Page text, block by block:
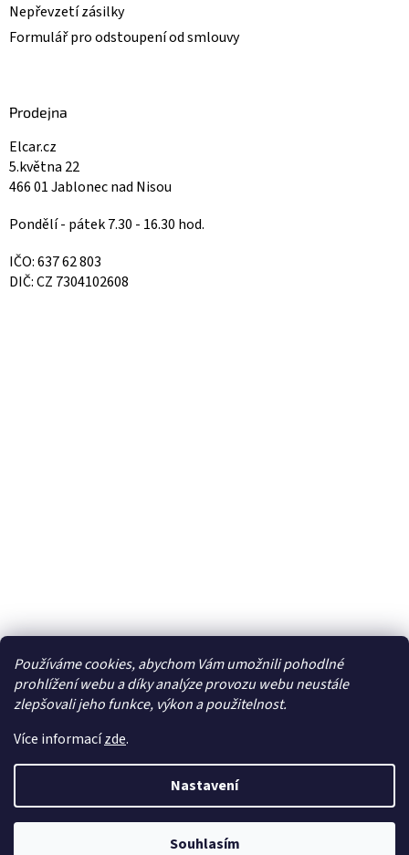
Používáme cookies, abychom Vám umožnili pohodlné
prohlížení webu a díky analýze provozu webu neustále
zlepšovali jeho funkce, výkon a použitelnost.
Více informacízde.
Nastavení
Souhlasím
Nepřevzetí zásilky
Formulář pro odstoupení od smlouvy
Prodejna
Elcar.cz
5.května 22
466 01 Jablonec nad Nisou
Pondělí - pátek 7.30 - 16.30 hod.
IČO: 637 62 803
DIČ: CZ 7304102608
Facebook
Vytvořil Shoptet
Copyright 2026Elcar - elektrospecialista - RC modely,
autorádia, navigace, alarmy, domácí audio. Všechna
práva vyhrazena.Upravit nastavení cookies